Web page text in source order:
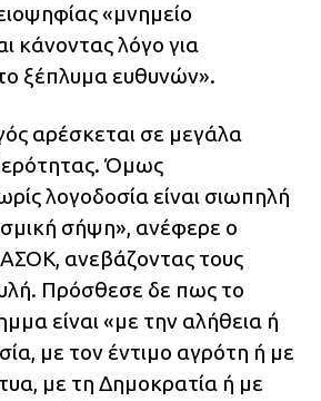
«μνημείο
κάνοντας λόγο για
ξέπλυμα ευθυνών».
αρέσκεται σε μεγάλα
Όμως
λογοδοσία είναι σιωπηλή
σήψη», ανέφερε ο
ανεβάζοντας τους
Πρόσθεσε δε πως το
είναι «με την αλήθεια ή
με τον έντιμο αγρότη ή με
με τη Δημοκρατία ή με